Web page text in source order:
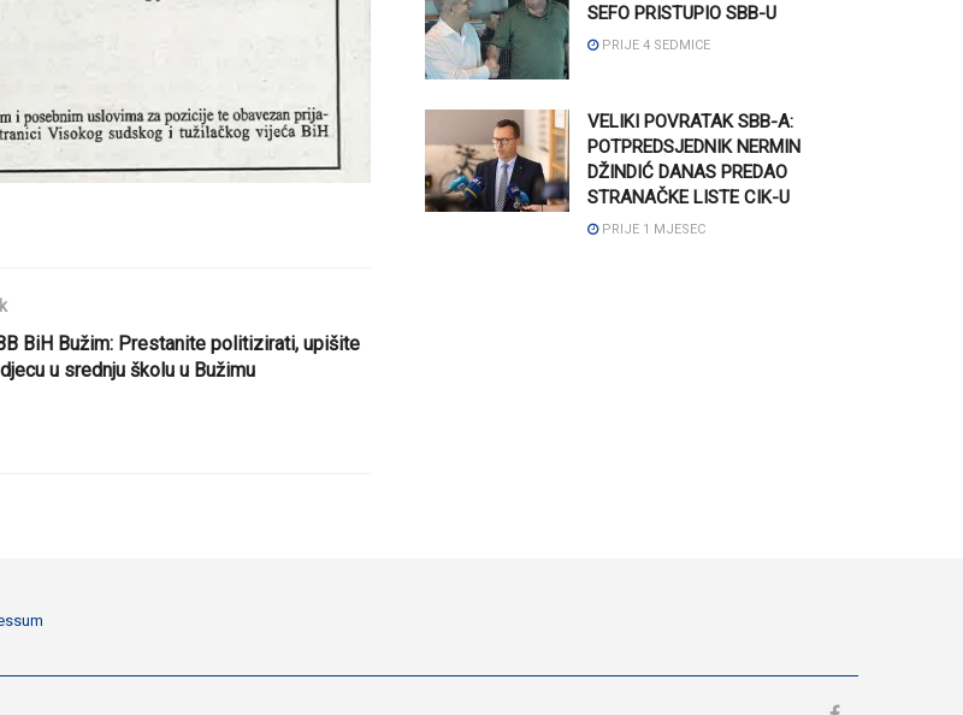
BiH Bužim: Prestanite politizirati, upišite
u srednju školu u Bužimu
SEFO PRISTUPIO SBB-U
PRIJE 4 SEDMICE
VELIKI POVRATAK SBB-A:
POTPREDSJEDNIK NERMIN
DŽINDIĆ DANAS PREDAO
STRANAČKE LISTE CIK-U
PRIJE 1 MJESEC